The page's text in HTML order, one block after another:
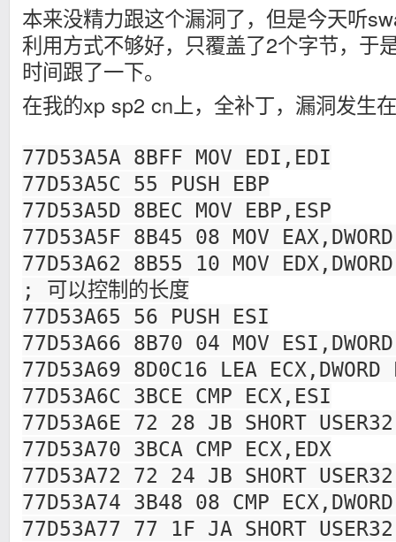
本来没精力跟这个漏洞了，但是今天听
利用方式不够好，只覆盖了2个字节，于
时间跟了一下。
在我的xp sp2 cn上，全补丁，漏洞发生
77D53A5A 8BFF MOV EDI,EDI
77D53A5C 55 PUSH EBP
77D53A5D 8BEC MOV EBP,ESP
77D53A5F 8B45 08 MOV
77D53A62 8B55 10 MOV
; 可以控制的长度
77D53A65 56 PUSH ESI
77D53A66 8B70 04 MOV
77D53A69 8D0C16 LEA
77D53A6C 3BCE CMP ECX,ESI
77D53A6E 72 28 JB SHORT
77D53A70 3BCA CMP ECX,EDX
77D53A72 72 24 JB SHORT
77D53A74 3B48 08 CMP
77D53A77 77 1F JA SHORT